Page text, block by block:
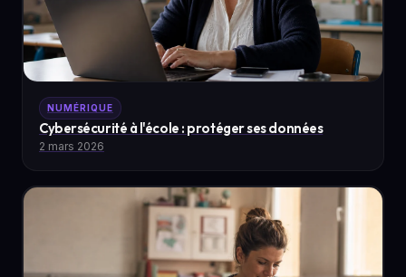
NUMÉRIQUE
Cybersécurité à l'école : protéger ses données
2 mars 2026